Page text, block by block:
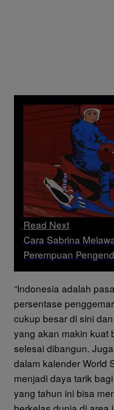
Read Next
Cara Sabrina
Perempuan
“Indonesia adalah
persentase penggemar
cukup besar di sini
yang akan makin kuat
selesai dibangun.
dalam kalender World
menjadi daya tarik
yang tahun ini bisa